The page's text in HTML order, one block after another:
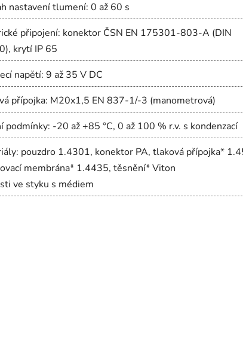
nastavení tlumení: 0 až 60 s
připojení: konektor ČSN EN 175301-803-A (DIN
krytí IP 65
napětí: 9 až 35 V DC
přípojka: M20x1,5 EN 837-1/-3 (manometrová)
podmínky: -20 až +85 °C, 0 až 100 % r.v. s kondenzací
pouzdro 1.4301, konektor PA, tlaková přípojka*
membrána* 1.4435, těsnění* Viton
ve styku s médiem